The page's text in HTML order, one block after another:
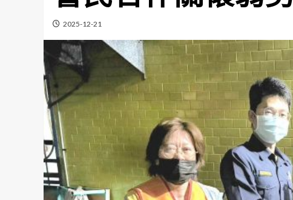
2025-12-21